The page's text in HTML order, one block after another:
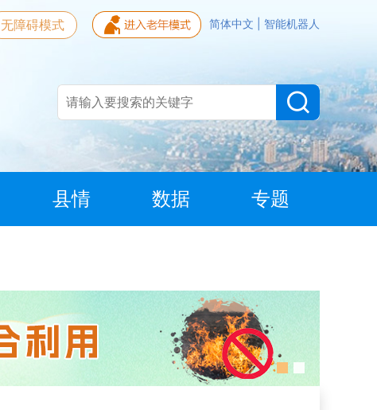
简体中文 智能机器人
无障碍模式
县情 数据 专题